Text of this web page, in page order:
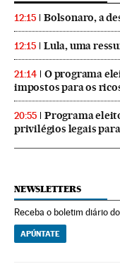
12:15 Bolsonaro, a
12:15 Lula, uma
21:14
O programa
impostos para os
20:55
Programa
privilégios legais
NEWSLETTERS
Receba o boletim diário do
APÚNTATE